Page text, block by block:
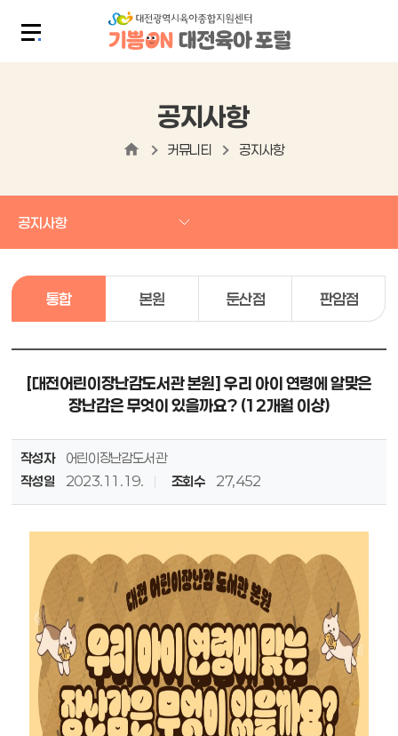
공지사항
커뮤니티 공지사항
공지사항
통합 본원 둔산점 판암점
[대전어린이장난감도서관 본원] 우리 아이 연령에 알맞은
장난감은 무엇이 있을까요? (12개월 이상)
작성자
어린이장난감도서관
작성일
2023.11.19. 조회수 27,452